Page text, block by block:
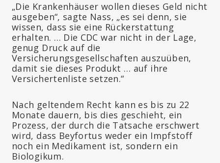
„Die Krankenhäuser wollen dieses Geld nicht
ausgeben“, sagte Nass, „es sei denn, sie
wissen, dass sie eine Rückerstattung
erhalten. … Die CDC war nicht in der Lage,
genug Druck auf die
Versicherungsgesellschaften auszuüben,
damit sie dieses Produkt … auf ihre
Versichertenliste setzen.“
Nach geltendem Recht kann es bis zu 22
Monate dauern, bis dies geschieht, ein
Prozess, der durch die Tatsache erschwert
wird, dass Beyfortus weder ein Impfstoff
noch ein Medikament ist, sondern ein
Biologikum.